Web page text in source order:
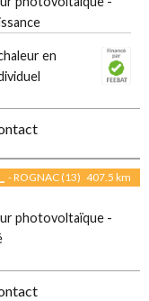
en
- ROGNAC (13) 407.5 km
photovoltaïque -